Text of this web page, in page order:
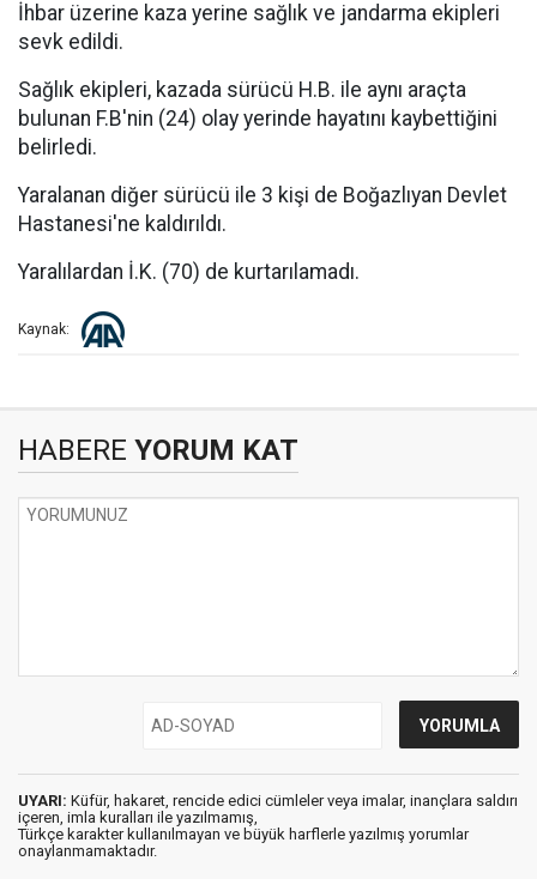
İhbar üzerine kaza yerine sağlık ve jandarma ekipleri
sevk edildi.
Sağlık ekipleri, kazada sürücü H.B. ile aynı araçta
bulunan F.B'nin (24) olay yerinde hayatını kaybettiğini
belirledi.
Yaralanan diğer sürücü ile 3 kişi de Boğazlıyan Devlet
Hastanesi'ne kaldırıldı.
Yaralılardan İ.K. (70) de kurtarılamadı.
Kaynak:
HABERE YORUM KAT
UYARI: Küfür, hakaret, rencide edici cümleler veya imalar, inançlara saldırı
içeren, imla kuralları ile yazılmamış,
Türkçe karakter kullanılmayan ve büyük harflerle yazılmış yorumlar
onaylanmamaktadır.